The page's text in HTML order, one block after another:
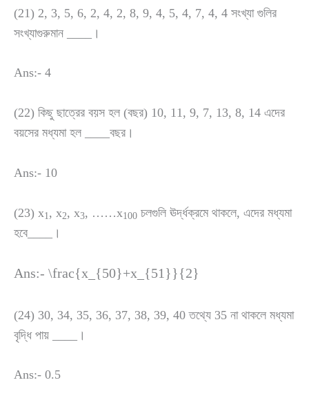
(21) 2, 3, 5, 6, 2, 4, 2, 8, 9, 4, 5, 4, 7, 4, 4 সংখ্যা গুলির
সংখ্যাগুরুমান ____।
Ans:- 4
(22) কিছু ছাত্রের বয়স হল (বছর) 10, 11, 9, 7, 13, 8, 14 এদের
বয়সের মধ্যমা হল ____বছর।
Ans:- 10
(23) x1, x2, x3, ……x100 চলগুলি ঊর্দ্ধক্রমে থাকলে, এদের মধ্যমা
হবে____।
Ans:- \frac{x_{50}+x_{51}}{2}
(24) 30, 34, 35, 36, 37, 38, 39, 40 তথ্যে 35 না থাকলে মধ্যমা
বৃদ্ধি পায় ____।
Ans:- 0.5